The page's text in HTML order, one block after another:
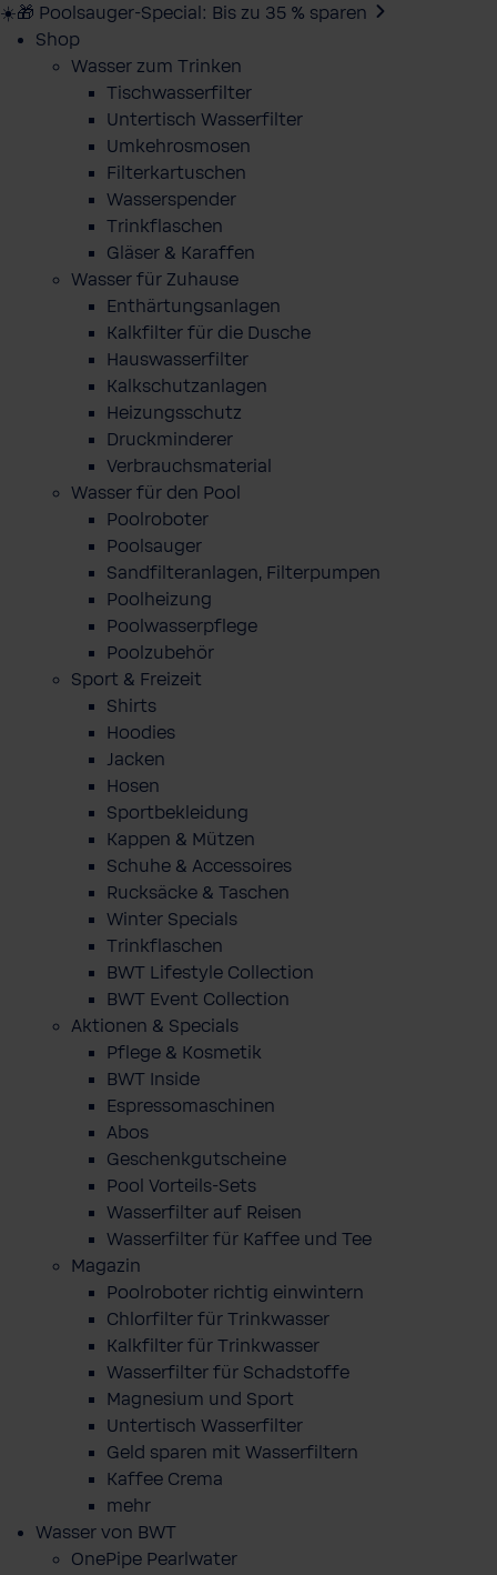
☀️🎁 Poolsauger-Special: Bis zu 35 % sparen
Shop
Wasser zum Trinken
Tischwasserfilter
Untertisch Wasserfilter
Umkehrosmosen
Filterkartuschen
Wasserspender
Trinkflaschen
Gläser & Karaffen
Wasser für Zuhause
Enthärtungsanlagen
Kalkfilter für die Dusche
Hauswasserfilter
Kalkschutzanlagen
Heizungsschutz
Druckminderer
Verbrauchsmaterial
Wasser für den Pool
Poolroboter
Poolsauger
Sandfilteranlagen, Filterpumpen
Poolheizung
Poolwasserpflege
Poolzubehör
Sport & Freizeit
Shirts
Hoodies
Jacken
Hosen
Sportbekleidung
Kappen & Mützen
Schuhe & Accessoires
Rucksäcke & Taschen
Winter Specials
Trinkflaschen
BWT Lifestyle Collection
BWT Event Collection
Aktionen & Specials
Pflege & Kosmetik
BWT Inside
Espressomaschinen
Abos
Geschenkgutscheine
Pool Vorteils-Sets
Wasserfilter auf Reisen
Wasserfilter für Kaffee und Tee
Magazin
Poolroboter richtig einwintern
Chlorfilter für Trinkwasser
Kalkfilter für Trinkwasser
Wasserfilter für Schadstoffe
Magnesium und Sport
Untertisch Wasserfilter
Geld sparen mit Wasserfiltern
Kaffee Crema
mehr
Wasser von BWT
OnePipe Pearlwater